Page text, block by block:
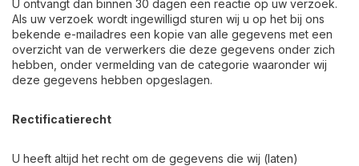
U ontvangt dan binnen 30 dagen een reactie op uw verzoek.
Als uw verzoek wordt ingewilligd sturen wij u op het bij ons
bekende e-mailadres een kopie van alle gegevens met een
overzicht van de verwerkers die deze gegevens onder zich
hebben, onder vermelding van de categorie waaronder wij
deze gegevens hebben opgeslagen.
Rectificatierecht
U heeft altijd het recht om de gegevens die wij (laten)